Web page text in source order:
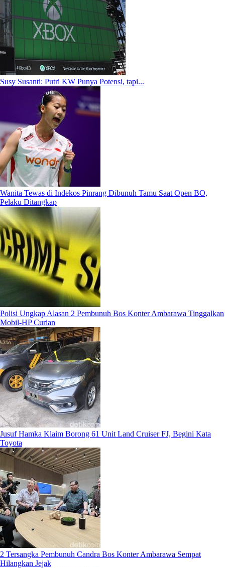
Susy Susanti: Putri KW Punya Potensi, tapi...
Wanita Tewas di Indekos Pinrang Dibunuh Tamu Saat Open BO,
Pelaku Ditangkap
Polisi Ungkap Alasan 2 Pembunuh Bos Konter Ambarawa Tinggalkan
Mobil-HP Curian
Jusuf Hamka Klaim Borong 61 Unit Land Cruiser FJ, Begini Kata
Toyota
2 Tersangka Pembunuh Candra Bos Konter Ambarawa Sempat
Hilangkan Jejak